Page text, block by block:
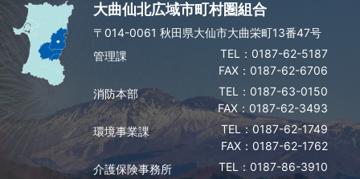
大曲仙北広域市町村圏組合
〒014-0061 秋田県大仙市大曲栄町13番47号
管理課
0187-62-5187
FAX：0187-62-6706
消防本部
0187-63-0150
FAX：0187-62-3493
環境事業課
0187-62-1749
FAX：0187-62-1762
介護保険事務所
0187-86-3910